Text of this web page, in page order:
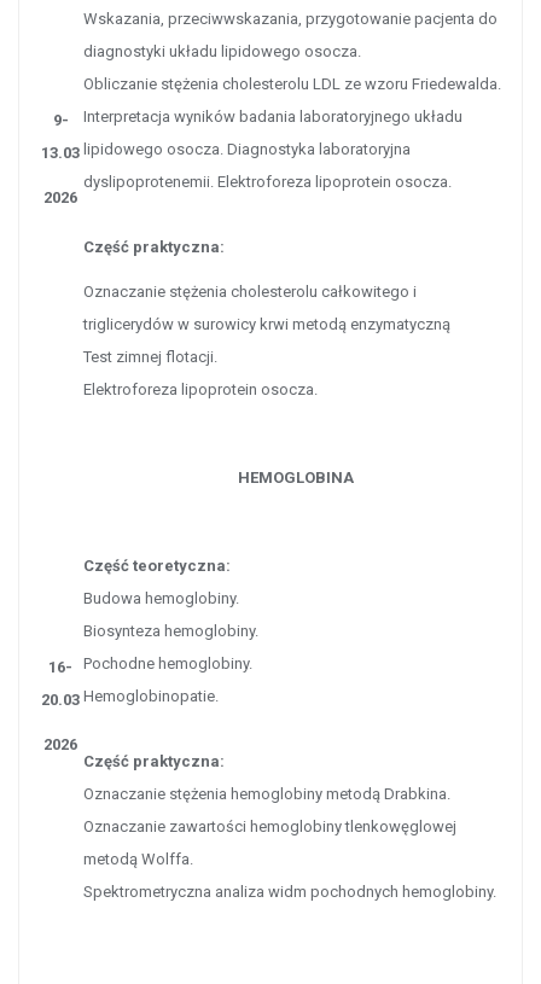
9-
13.03
2026
Wskazania, przeciwwskazania, przygotowanie pacjenta do
diagnostyki układu lipidowego osocza.
Obliczanie stężenia cholesterolu LDL ze wzoru Friedewalda.
Interpretacja wyników badania laboratoryjnego układu
lipidowego osocza. Diagnostyka laboratoryjna
dyslipoprotenemii. Elektroforeza lipoprotein osocza.
Część praktyczna:
Oznaczanie stężenia cholesterolu całkowitego i
triglicerydów w surowicy krwi metodą enzymatyczną
Test zimnej flotacji.
Elektroforeza lipoprotein osocza.
16-
20.03
2026
HEMOGLOBINA
Część teoretyczna:
Budowa hemoglobiny.
Biosynteza hemoglobiny.
Pochodne hemoglobiny.
Hemoglobinopatie.
Część praktyczna:
Oznaczanie stężenia hemoglobiny metodą Drabkina.
Oznaczanie zawartości hemoglobiny tlenkowęglowej
metodą Wolffa.
Spektrometryczna analiza widm pochodnych hemoglobiny.